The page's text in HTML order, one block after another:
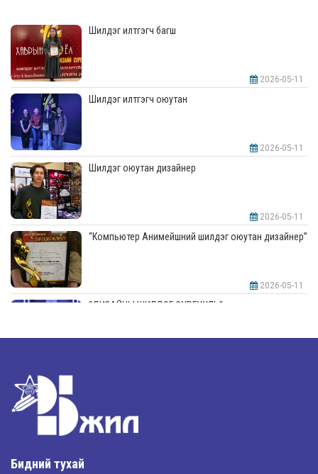
Шилдэг илтгэгч багш
2026-05-11
Шилдэг илтгэгч оюутан
2026-05-11
Шилдэг оюутан дизайнер
2026-05-11
“Компьютер Анимейшний шилдэг оюутан дизайнер”
2026-05-11
“ДИЗАЙНЫ ШИЛДЭГ СУРГУУЛЬ”-аар шалгарлаа
Бидний тухай